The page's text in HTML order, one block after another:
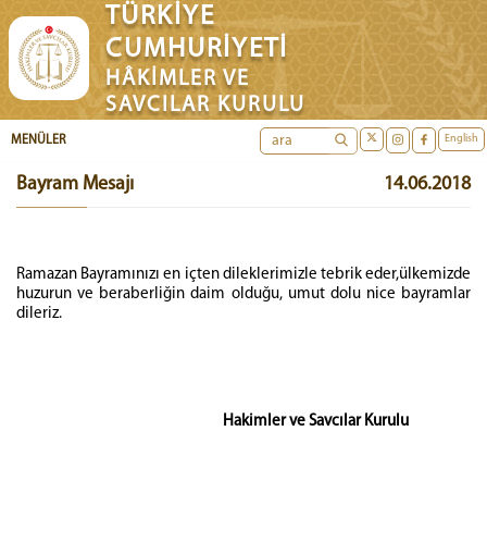
TÜRKİYE
CUMHURİYETİ
HÂKİMLER VE
SAVCILAR KURULU
English
MENÜLER
Bayram Mesajı 14.06.2018
Ramazan Bayramınızı en içten dileklerimizle tebrik eder,ülkemizde
huzurun ve beraberliğin daim olduğu, umut dolu nice bayramlar
dileriz.
Hakimler ve Savcılar Kurulu